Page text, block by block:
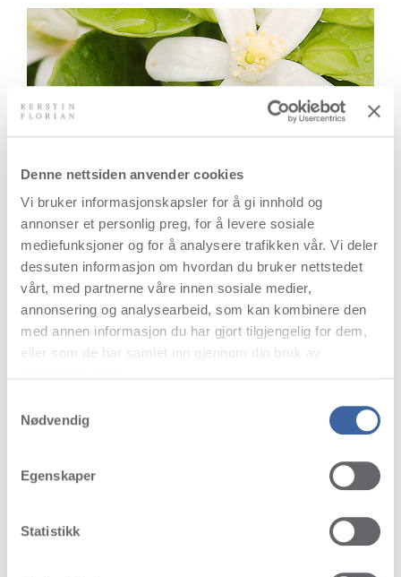
Denne nettsiden anvender cookies
Vi bruker informasjonskapsler for å gi innhold og
annonser et personlig preg, for å levere sosiale
mediefunksjoner og for å analysere trafikken vår. Vi deler
dessuten informasjon om hvordan du bruker nettstedet
vårt, med partnerne våre innen sosiale medier,
annonsering og analysearbeid, som kan kombinere den
med annen informasjon du har gjort tilgjengelig for dem,
eller som de har samlet inn gjennom din bruk av
Nødvendig
Egenskaper
Statistikk